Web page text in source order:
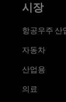
시장
항공우주 산
자동차
산업용
의료